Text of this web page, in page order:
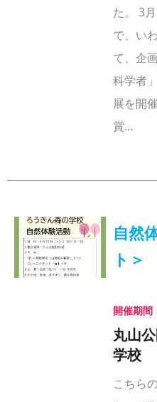
た。 3
で、い
て、企
科学者
展を開
賞…
自然
ト＞
開催期間
丸山
学校
こちら